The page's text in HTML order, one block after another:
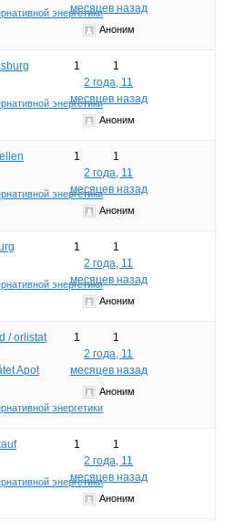
энергетики
месяцев назад
Аноним
энергетики
1
1
2 года, 11
месяцев назад
Аноним
энергетики
1
1
2 года, 11
месяцев назад
Аноним
энергетики
1
1
2 года, 11
месяцев назад
Аноним
/ orlistat
Apot
энергетики
1
1
2 года, 11
месяцев назад
Аноним
энергетики
1
1
2 года, 11
месяцев назад
Аноним